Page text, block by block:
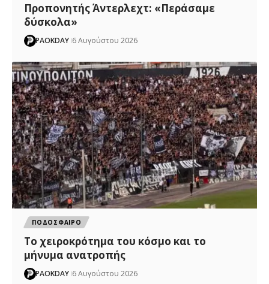
Προπονητής Άντερλεχτ: «Περάσαμε
δύσκολα»
PAOKDAY 6 Αυγούστου 2026
ΠΟΔΟΣΦΑΙΡΟ
Το χειροκρότημα του κόσμο και το
μήνυμα ανατροπής
PAOKDAY 6 Αυγούστου 2026